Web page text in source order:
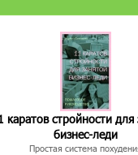
каратов стройности для
бизнес-леди
Простая система